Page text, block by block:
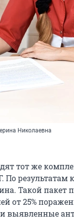
Николаевна
тот же
результатам
Такой пакет
от 25%
выявленные